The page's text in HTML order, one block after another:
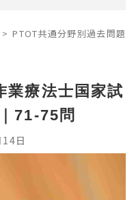
> PTOT共通分野別過去問題
業療法士国家試
71-75問
日